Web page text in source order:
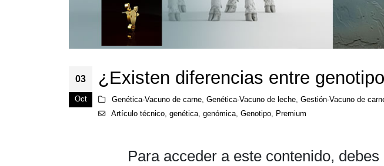
03
Oct
¿Existen diferencias entre
Genética-Vacuno de carne, Genética-Vacuno de leche, Gestión-Vacuno de
Artículo técnico, genética, genómica, Genotipo, Premium
Para acceder a este contenido, debes